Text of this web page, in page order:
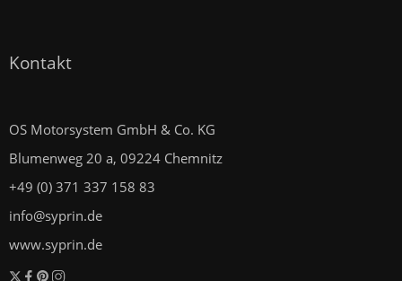
Kontakt
OS Motorsystem GmbH & Co. KG
Blumenweg 20 a, 09224 Chemnitz
+49 (0) 371 337 158 83
info@syprin.de
www.syprin.de